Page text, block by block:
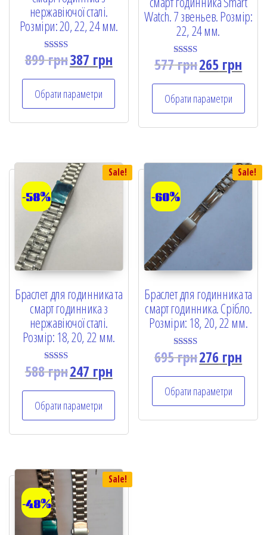
нержавіючої сталі.
Розміри: 20, 22, 24 мм.
Rated
5.00
899грн387 грн
Обрати параметри
Watch. 7 звеньев. Розмір:
22, 24 мм.
Rated
5.00
577грн265 грн
Обрати параметри
Sale!
-58%
Браслет для годинника та
смарт годинника з
нержавіючої сталі.
Розмір: 18, 20, 22 мм.
Rated
5.00
588грн247 грн
Обрати параметри
Sale!
-60%
Браслет для годинника та
смарт годинника. Срібло.
Розміри: 18, 20, 22 мм.
Rated
5.00
695грн276 грн
Обрати параметри
Sale!
-48%